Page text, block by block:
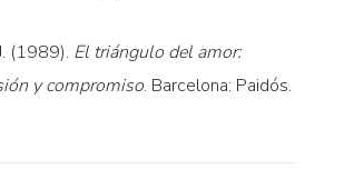
(1989). El triángulo del amor:
y compromiso. Barcelona: Paidós.